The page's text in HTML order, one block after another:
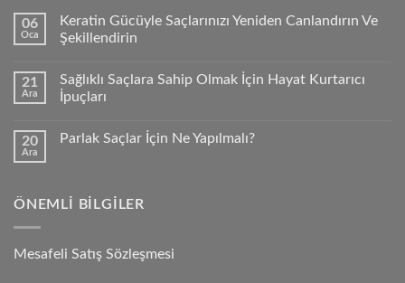
06
Oca
Keratin Gücüyle Saçlarınızı Yeniden Canlandırın Ve
Şekillendirin
21
Ara
Sağlıklı Saçlara Sahip Olmak İçin Hayat Kurtarıcı
İpuçları
20
Ara
Parlak Saçlar İçin Ne Yapılmalı?
ÖNEMLI BILGILER
Mesafeli Satış Sözleşmesi